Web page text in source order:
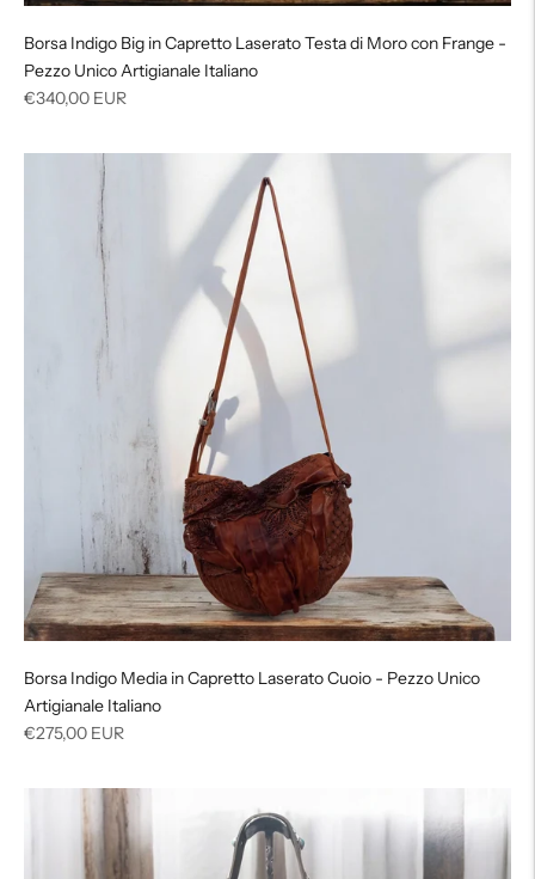
Borsa Indigo Big in Capretto Laserato Testa di Moro con Frange -
Pezzo Unico Artigianale Italiano
Prezzo
listino
€340,00 EUR
Borsa Indigo Media in Capretto Laserato Cuoio - Pezzo Unico
Artigianale Italiano
Prezzo
€275,00 EUR